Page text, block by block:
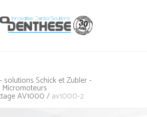
solutions Schick et Zubler -
AV1000/ av1000-2